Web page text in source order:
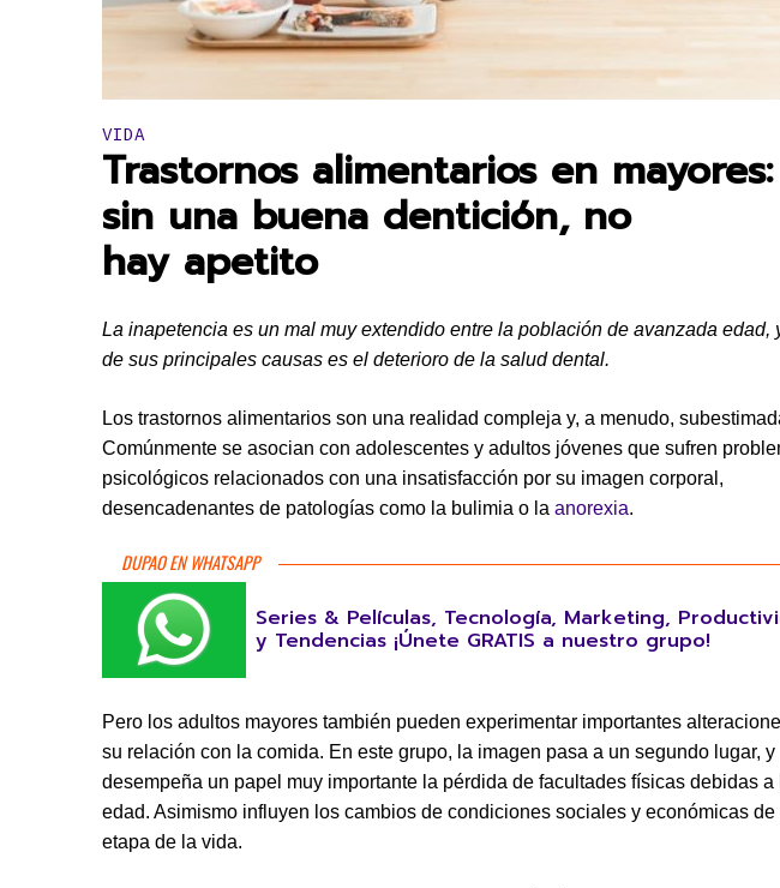
Publicado en:
VIDA
Trastornos alimentarios en mayores:
sin una buena dentición, no
hay apetito
La inapetencia es un mal muy extendido entre la población de avanzada edad,
de sus principales causas es el deterioro de la salud dental.
Los trastornos alimentarios son una realidad compleja y, a menudo,
Comúnmente se asocian con adolescentes y adultos jóvenes que sufren
psicológicos relacionados con una insatisfacción por su imagen corporal,
desencadenantes de patologías como la bulimia o la anorexia.
DUPAO EN WHATSAPP
Series & Películas, Tecnología, Marketing,
y Tendencias ¡Únete GRATIS a nuestro grupo!
Pero los adultos mayores también pueden experimentar importantes
su relación con la comida. En este grupo, la imagen pasa a un segundo lugar, y
desempeña un papel muy importante la pérdida de facultades físicas debidas a
edad. Asimismo influyen los cambios de condiciones sociales y económicas de
etapa de la vida.